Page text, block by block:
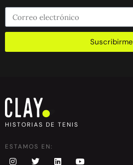
Suscribirme
HISTORIAS DE TENIS
ESTAMOS EN: